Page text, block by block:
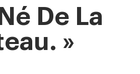
De La
»